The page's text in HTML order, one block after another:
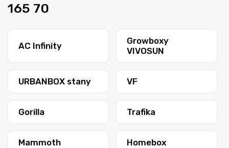
165 70
AC Infinity
Growboxy
VIVOSUN
URBANBOX stany VF
Gorilla Trafika
Mammoth Homebox